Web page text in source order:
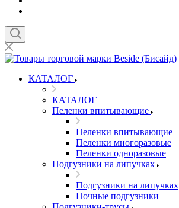
КАТАЛОГ
КАТАЛОГ
Пеленки впитывающие
Пеленки впитывающие
Пеленки многоразовые
Пеленки одноразовые
Подгузники на липучках
Подгузники на липучках
Ночные подгузники